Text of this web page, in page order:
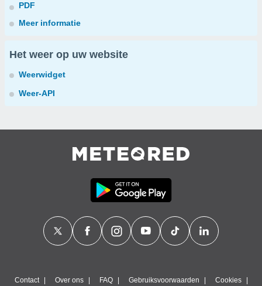
PDF
Meer informatie
Het weer op uw website
Weerwidget
Weer-API
Contact Over ons FAQ Gebruiksvoorwaarden Cookies